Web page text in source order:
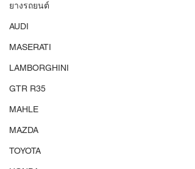
ยางรถยนต์
AUDI
MASERATI
LAMBORGHINI
GTR R35
MAHLE
MAZDA
TOYOTA